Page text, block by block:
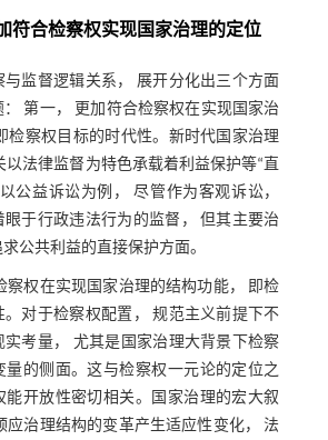
符合检察权实现国家治理的定位
监督逻辑关系， 展开分化出三个方面
第一， 更加符合检察权在实现国家治
检察权目标的时代性。新时代国家治理
以法律监督为特色承载着利益保护等“直
公益诉讼为例， 尽管作为客观诉讼，
于行政违法行为的监督， 但其主要治
公共利益的直接保护方面。
察权在实现国家治理的结构功能， 即检
。对于检察权配置， 规范主义前提下不
实考量， 尤其是国家治理大背景下检察
量的侧面。这与检察权一元论的定位之
能开放性密切相关。国家治理的宏大叙
应治理结构的变革产生适应性变化， 法